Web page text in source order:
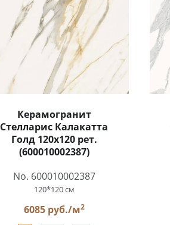
Керамогранит
Стелларис Калакатта
Голд 120x120 рет.
(600010002387)
No. 600010002387
120*120 см
6085 руб./м2